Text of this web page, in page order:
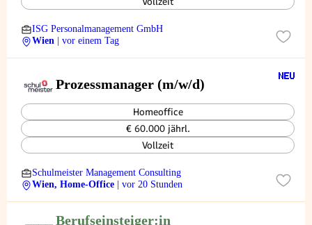
ISG Personalmanagement GmbH
Wien
| vor einem Tag
Prozessmanager (m/w/d)
Homeoffice
€ 60.000 jährl.
Vollzeit
Schulmeister Management Consulting
Wien, Home-Office
| vor 20 Stunden
Berufseinsteiger:in